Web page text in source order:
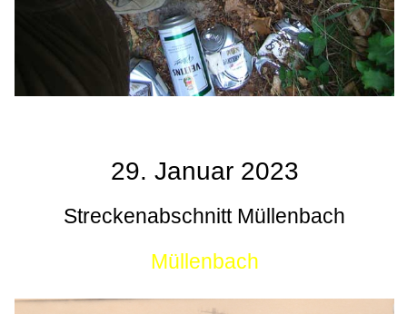
29. Januar 2023
Streckenabschnitt Müllenbach
Müllenbach